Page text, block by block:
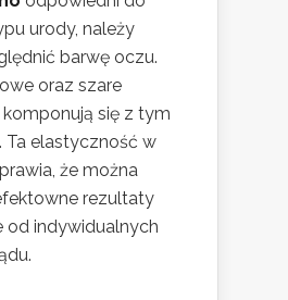
urody, należy
barwę oczu.
oraz szare
się z tym
Ta elastyczność w
że można
rezultaty
od indywidualnych